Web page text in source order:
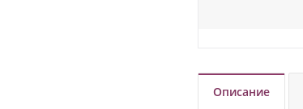
Описание